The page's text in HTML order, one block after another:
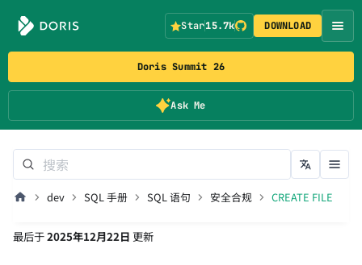
Doris Summit 26
Ask Me
Star15.7k DOWNLOAD
dev SQL 手册 SQL 语句 安全合规 CREATE FILE
最后于2025年12月22日 更新